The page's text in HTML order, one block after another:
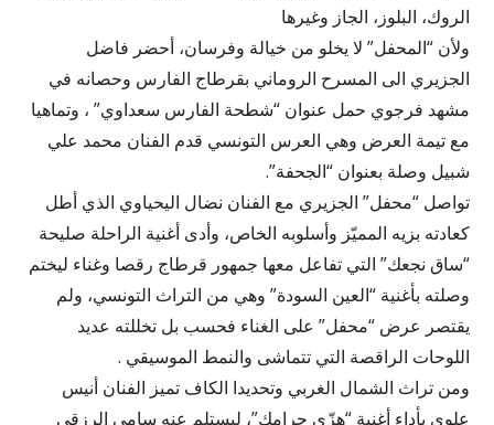
الروك، البلوز، الجاز وغيرها
ولأن “المحفل” لا يخلو من خيالة وفرسان، أحضر فاضل
الجزيري الى المسرح الروماني بقرطاج الفارس وحصانه في
مشهد فرجوي حمل عنوان “شطحة الفارس سعداوي” ، وتماهيا
مع تيمة العرض وهي العرس التونسي قدم الفنان محمد علي
شبيل وصلة بعنوان “الجحفة”.
تواصل “محفل” الجزيري مع الفنان نضال اليحياوي الذي أطل
كعادته بزيه المميّز وأسلوبه الخاص، وأدى أغنية الراحلة صليحة
“ساق نجعك” التي تفاعل معها جمهور قرطاج رقصا وغناء ليختم
وصلته بأغنية “العين السودة” وهي من التراث التونسي، ولم
يقتصر عرض “محفل” على الغناء فحسب بل تخللته عديد
اللوحات الراقصة التي تتماشى والنمط الموسيقي .
ومن تراث الشمال الغربي وتحديدا الكاف تميز الفنان أنيس
علوي بأداء أغنية “هزّي حرامك”، ليستلم عنه سامي الرزقي